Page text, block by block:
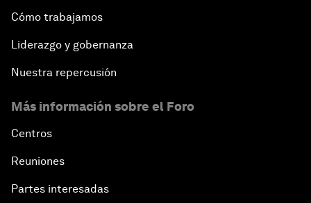
Cómo trabajamos
Liderazgo y gobernanza
Nuestra repercusión
Más información sobre el Foro
Centros
Reuniones
Partes interesadas